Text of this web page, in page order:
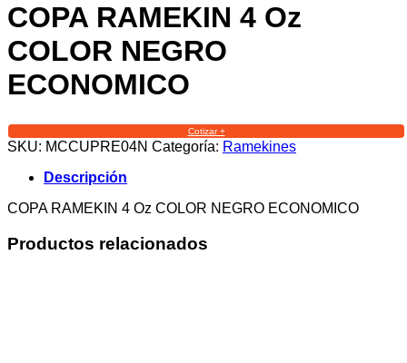
COPA RAMEKIN 4 Oz
COLOR NEGRO
ECONOMICO
Cotizar +
SKU: MCCUPRE04N Categoría: Ramekines
Descripción
COPA RAMEKIN 4 Oz COLOR NEGRO ECONOMICO
Productos relacionados